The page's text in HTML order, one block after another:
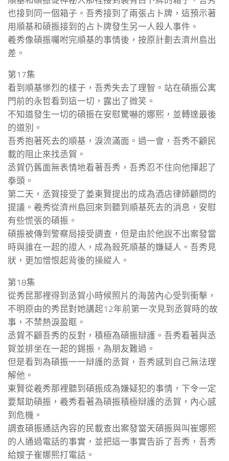
也接到同一個箱子。吾秀接到了兩張占卜牌，這預示著
用順基和碩振接到的占卜牌發生另一人殺人事件。
羲秀像碩振囑咐完順基的事情後，按原計劃去濟州島出
差。
第17集
看到順基慘烈的樣子，吾秀失去了理智。站在碩振公寓
門前的永哲看到這一切，露出了微笑。
不知道發生一切的碩振在安慰驚嚇的娜熙，並轉達最後
的道別。
吾秀抱著死去的順基，淚流滿面。過一會，吾秀不顧民
載的阻止來找丞賀。
丞賀仍舊面無表情地看著吾秀，吾秀忍不住向他揮起了
拳頭。
第二天，丞賀接受了姜東賢提出的成為酒店律師顧問的
提議。羲秀從濟州島回來到聽到順基死去的消息，安慰
有些慌張的碩振。
碩振被傳到警察局接受調查，但是由於他說不出案發當
時與誰在一起的證人，成為殺死順基的嫌疑人。吾秀見
狀，更加憎恨起背後的操縱人。
第18集
從秀昆那裡得到丞賀小時候照片的海茵內心受到衝擊，
不明原由的秀昆對她講起12年前第一次見到丞賀時的故
事，不禁熱淚盈眶。
丞賀不顧吾秀的反對，積極為碩振辯護。吾秀看著與丞
賀並排坐在一起的錫振，為朋友難過。
但是看到為碩振一一辯護的丞賀，吾秀感到自己無法理
解他。
東賢從羲秀那裡聽到碩振成為嫌疑犯的事情，下令一定
要幫助碩振，羲秀看著為碩振積極辯護的丞賀，內心感
到危機。
調查碩振通話內容的民載查出案發當天碩振與叫崔娜熙
的人通過電話的事實，並把這一事實告訴了吾秀，吾秀
給嫂子崔娜熙打電話。